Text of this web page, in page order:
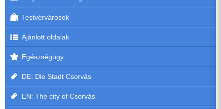
Testvérvárosok
Ajánlott oldalak
Egészségügy
DE: Die Stadt Csorvás
EN: The city of Csorvás